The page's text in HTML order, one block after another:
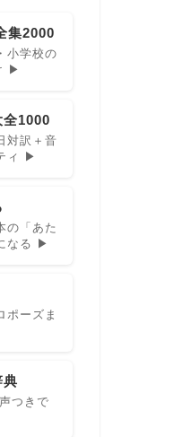
集2000
小学校の
▶
1000
対訳＋音
ィ ▶
の「あた
なる ▶
ポーズま
典
つきで